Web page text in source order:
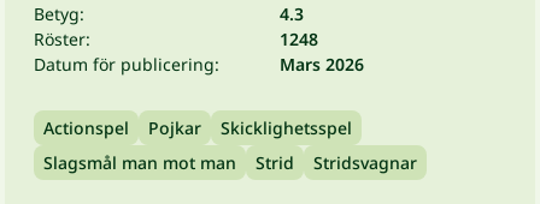
Betyg:
4.3
Röster:
1248
Datum för publicering:
Mars 2026
Actionspel Pojkar
Skicklighetsspel
Slagsmål man mot man
Strid Stridsvagnar